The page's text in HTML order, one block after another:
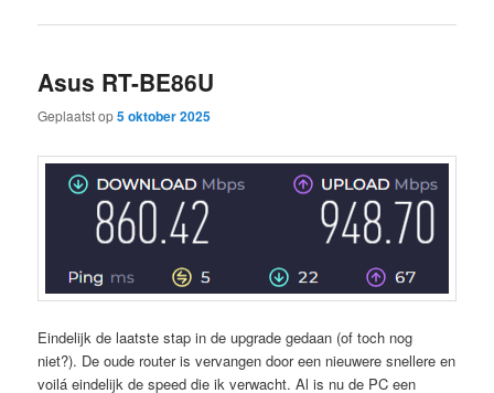
Asus RT-BE86U
Geplaatst op5 oktober 2025
Eindelijk de laatste stap in de upgrade gedaan (of toch nog
niet?). De oude router is vervangen door een nieuwere snellere en
voilá eindelijk de speed die ik verwacht. Al is nu de PC een